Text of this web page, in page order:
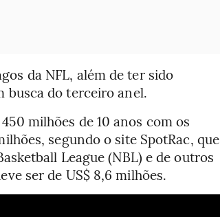
da NFL, além de ter sido
busca do terceiro anel.
milhões de 10 anos com os
segundo o site SpotRac, que
League (NBL) e de outros
ser de US$ 8,6 milhões.